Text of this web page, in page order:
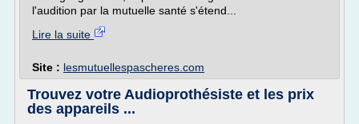
l'audition par la mutuelle santé s'étend...
Lire la suite
Site : lesmutuellespascheres.com
Trouvez votre Audioprothésiste et les prix
des appareils ...